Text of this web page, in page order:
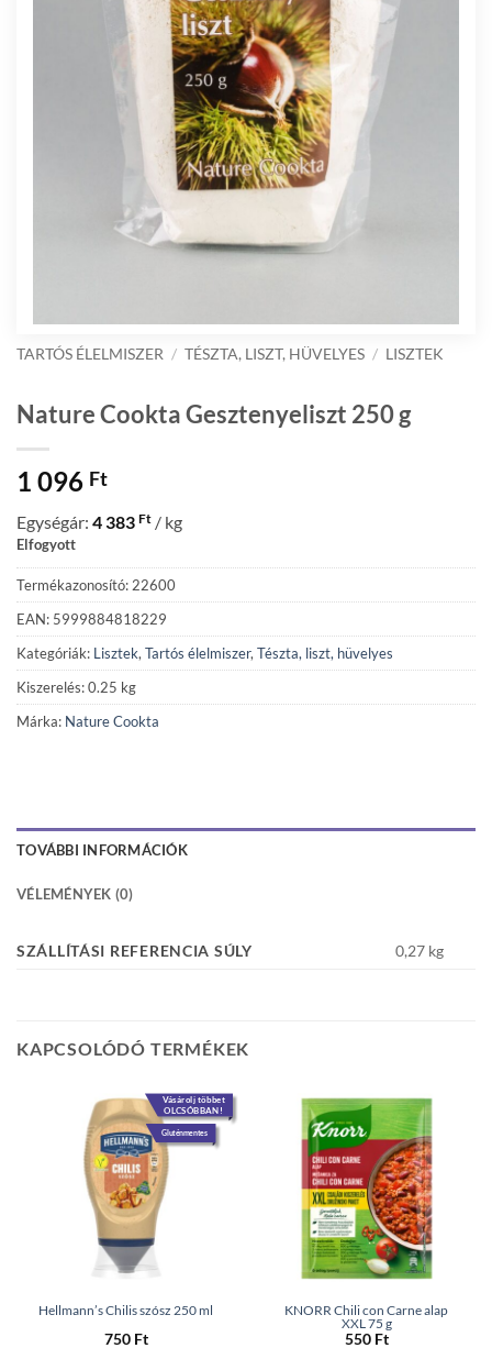
TARTÓS ÉLELMISZER / TÉSZTA, LISZT, HÜVELYES / LISZTEK
Nature Cookta Gesztenyeliszt 250 g
1 096 Ft
Egységár: 4 383 Ft / kg
Elfogyott
Termékazonosító: 22600
EAN: 5999884818229
Kategóriák: Lisztek, Tartós élelmiszer, Tészta, liszt, hüvelyes
Kiszerelés: 0.25 kg
Márka: Nature Cookta
TOVÁBBI INFORMÁCIÓK
VÉLEMÉNYEK (0)
SZÁLLÍTÁSI REFERENCIA SÚLY 0,27 kg
KAPCSOLÓDÓ TERMÉKEK
Vásárolj többet
OLCSÓBBAN!
Gluténmentes
Hellmann’s Chilis szósz 250 ml
750 Ft
KNORR Chili con Carne alap
XXL 75 g
550 Ft